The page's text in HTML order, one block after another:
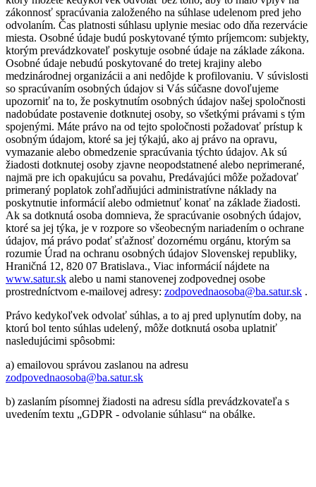
zákonnosť spracúvania založeného na súhlase udelenom pred jeho
odvolaním. Čas platnosti súhlasu uplynie mesiac odo dňa rezervácie
miesta. Osobné údaje budú poskytované týmto príjemcom: subjekty,
ktorým prevádzkovateľ poskytuje osobné údaje na základe zákona.
Osobné údaje nebudú poskytované do tretej krajiny alebo
medzinárodnej organizácii a ani nedôjde k profilovaniu. V súvislosti
so spracúvaním osobných údajov si Vás súčasne dovoľujeme
upozorniť na to, že poskytnutím osobných údajov našej spoločnosti
nadobúdate postavenie dotknutej osoby, so všetkými právami s tým
spojenými. Máte právo na od tejto spoločnosti požadovať prístup k
osobným údajom, ktoré sa jej týkajú, ako aj právo na opravu,
vymazanie alebo obmedzenie spracúvania týchto údajov. Ak sú
žiadosti dotknutej osoby zjavne neopodstatnené alebo neprimerané,
najmä pre ich opakujúcu sa povahu, Predávajúci môže požadovať
primeraný poplatok zohľadňujúci administratívne náklady na
poskytnutie informácií alebo odmietnuť konať na základe žiadosti.
Ak sa dotknutá osoba domnieva, že spracúvanie osobných údajov,
ktoré sa jej týka, je v rozpore so všeobecným nariadením o ochrane
údajov, má právo podať sťažnosť dozornému orgánu, ktorým sa
rozumie Úrad na ochranu osobných údajov Slovenskej republiky,
Hraničná 12, 820 07 Bratislava., Viac informácií nájdete na
www.satur.sk alebo u nami stanovenej zodpovednej osobe
prostredníctvom e-mailovej adresy: zodpovednaosoba@ba.satur.sk .
Právo kedykoľvek odvolať súhlas, a to aj pred uplynutím doby, na
ktorú bol tento súhlas udelený, môže dotknutá osoba uplatniť
nasledujúcimi spôsobmi:
a) emailovou správou zaslanou na adresu
zodpovednaosoba@ba.satur.sk
b) zaslaním písomnej žiadosti na adresu sídla prevádzkovateľa s
uvedením textu „GDPR - odvolanie súhlasu“ na obálke.